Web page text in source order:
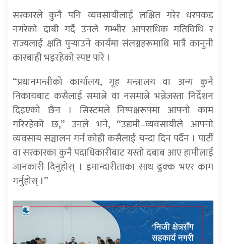
सरकारले कुनै पनि व्यवसायीलाई लक्षित गरेर धरपकड
नगरेको दाबी गर्दै उनले गम्भीर आपराधिक गतिविधि र
राज्यलाई क्षति पुर्‍याउने कार्यमा संलग्नहरूमाथि मात्रै कानुनी
कारबाही भइरहेको स्पष्ट पारे ।
“प्रधानमन्त्रीको कार्यालय, गृह मन्त्रालय वा अन्य कुनै
निकायबाट कसैलाई समात्ने वा नसमात्ने भन्नेजस्ता निर्देशन
दिइएको छैन । सिस्टमले निष्पक्षरूपमा आफ्नो काम
गरिरहेको छ,” उनले भने, “उद्यमी–व्यवसायीले आफ्नो
व्यवसाय सञ्चालन गर्न कोही कसैलाई चन्दा दिन पर्दैन । पार्टी
वा सरकारका कुनै पदाधिकारीबाट यस्तो दबाब आए हामीलाई
जानकारी दिनुहोस् । इमान्दारीताका साथ ढुक्क भएर काम
गर्नुहोस् ।”